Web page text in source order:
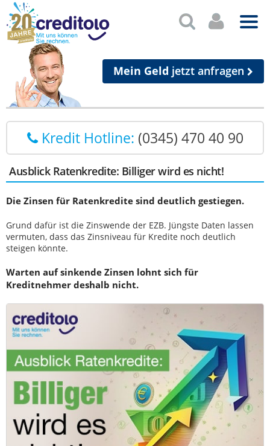
Mein Geld jetzt anfragen
Kredit Hotline: (0345) 470 40 90
Ausblick Ratenkredite: Billiger wird es nicht!
Die Zinsen für Ratenkredite sind deutlich gestiegen.
Grund dafür ist die Zinswende der EZB. Jüngste Daten lassen
vermuten, dass das Zinsniveau für Kredite noch deutlich
steigen könnte.
Warten auf sinkende Zinsen lohnt sich für
Kreditnehmer deshalb nicht.